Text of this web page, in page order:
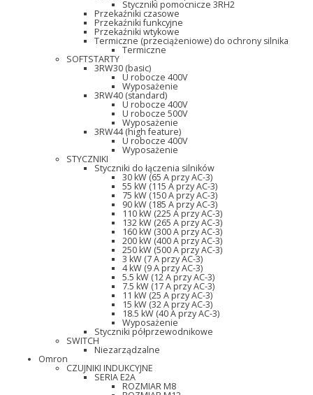
Styczniki pomocnicze 3RH2
Przekaźniki czasowe
Przekaźniki funkcyjne
Przekaźniki wtykowe
Termiczne (przeciążeniowe) do ochrony silnika
Termiczne
SOFTSTARTY
3RW30 (basic)
U robocze 400V
Wyposażenie
3RW40 (standard)
U robocze 400V
U robocze 500V
Wyposażenie
3RW44 (high feature)
U robocze 400V
Wyposażenie
STYCZNIKI
Styczniki do łączenia silników
30 kW (65 A przy AC-3)
55 kW (115 A przy AC-3)
75 kW (150 A przy AC-3)
90 kW (185 A przy AC-3)
110 kW (225 A przy AC-3)
132 kW (265 A przy AC-3)
160 kW (300 A przy AC-3)
200 kW (400 A przy AC-3)
250 kW (500 A przy AC-3)
3 kW (7 A przy AC-3)
4 kW (9 A przy AC-3)
5.5 kW (12 A przy AC-3)
7.5 kW (17 A przy AC-3)
11 kW (25 A przy AC-3)
15 kW (32 A przy AC-3)
18.5 kW (40 A przy AC-3)
Wyposażenie
Styczniki półprzewodnikowe
SWITCH
Niezarządzalne
Omron
CZUJNIKI INDUKCYJNE
SERIA E2A
ROZMIAR M8